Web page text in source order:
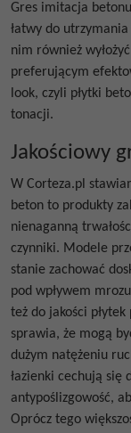
Gres imitacja betonu
łatwy do
nim również
preferującym
look, czyli płytki
tonacji.
Jakościowy
W Corteza.pl
beton to produkty
nienaganną
czynniki. Modele
stanie zachować
pod wpływem
też do jakości
sprawia, że mogą
dużym natężeniu
łazienki cechują się
antypoślizgowość,
Oprócz tego